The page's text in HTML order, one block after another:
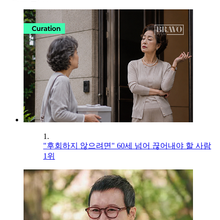
1.
"후회하지 않으려면" 60세 넘어 끊어내야 할 사람
1위